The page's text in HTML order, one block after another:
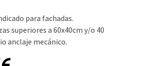
para fachadas.
superiores a 60x40cm y/o 40
anclaje mecánico.